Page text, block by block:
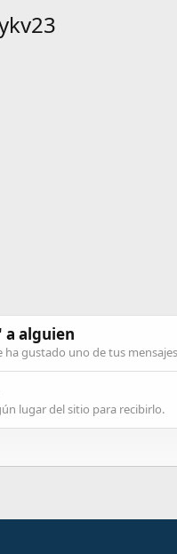
a alguien
ha gustado uno de tus
lugar del sitio para recibirlo.